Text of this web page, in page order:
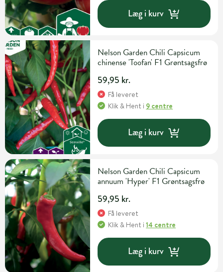
Læg i kurv
Nelson Garden Chili Capsicum
chinense 'Toofan' F1 Grøntsagsfrø
59,95 kr.
Få leveret
Klik & Hent i 9 centre
Læg i kurv
Nelson Garden Chili Capsicum
annuum 'Hyper' F1 Grøntsagsfrø
59,95 kr.
Få leveret
Klik & Hent i14 centre
Læg i kurv